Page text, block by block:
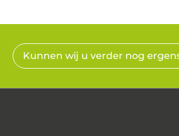
Kunnen wij u verder nog